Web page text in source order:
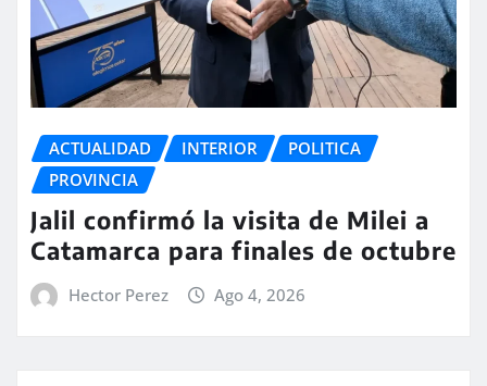
ACTUALIDAD INTERIOR
POLITICA
PROVINCIA
Jalil confirmó la visita de Milei a
Catamarca para finales de octubre
Hector Perez Ago 4, 2026